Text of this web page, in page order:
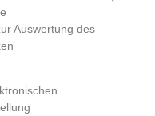
Auswertung des